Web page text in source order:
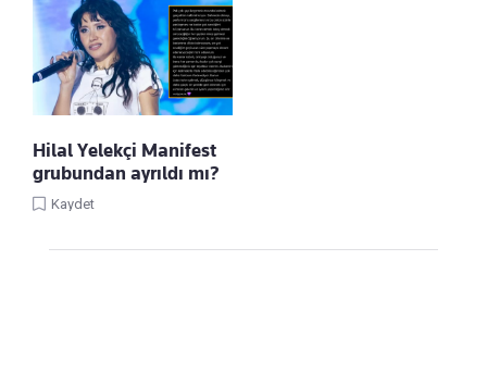
Hilal Yelekçi Manifest
grubundan ayrıldı mı?
Kaydet